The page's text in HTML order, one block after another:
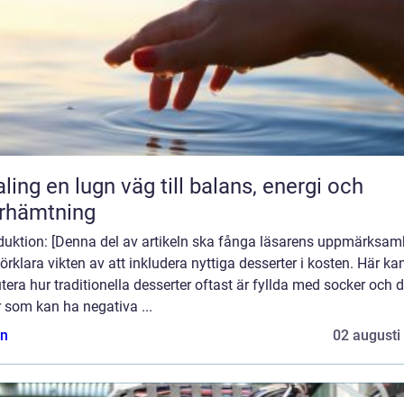
balans, energi och
[Denna del av artikeln ska fånga läsarens
vikten av att inkludera nyttiga desserter i kosten. Här
hur traditionella desserter oftast är fyllda med socker och
som kan ha negativa ...
02 augusti